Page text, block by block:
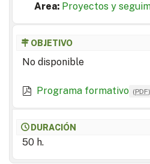
Area: Proyectos y
OBJETIVO
No disponible
Programa formativo (PDF)
DURACIÓN
50 h.